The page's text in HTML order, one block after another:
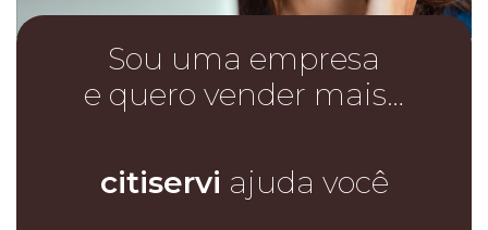
Sou uma empresa
e quero vender mais…
citiservi ajuda você